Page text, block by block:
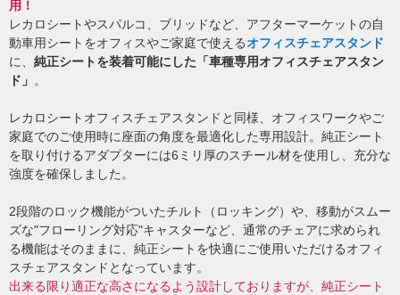
用！
レカロシートやスパルコ、ブリッドなど、アフターマーケットの自
動車用シートをオフィスやご家庭で使えるオフィスチェアスタンド
に、 純正シートを装着可能にした「車種専用オフィスチェアスタン
ド」 。
レカロシートオフィスチェアスタンドと同様、オフィスワークやご
家庭でのご使用時に座面の角度を最適化した専用設計。純正シート
を取り付けるアダプターには6ミリ厚のスチール材を使用し、充分な
強度を確保しました。
2段階のロック機能がついたチルト（ロッキング）や、移動がスムー
ズな"フローリング対応"キャスターなど、通常のチェアに求められ
る機能はそのままに、純正シートを快適にご使用いただけるオフィ
スチェアスタンドとなっています。
出来る限り適正な高さになるよう設計しておりますが、純正シート